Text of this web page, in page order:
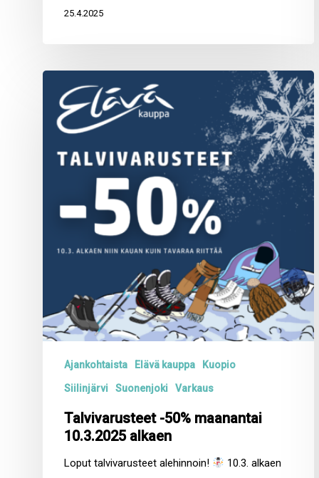
25.4.2025
-50%
maanantai
10.3.2025
alkaen
Ajankohtaista Elävä kauppa Kuopio
Siilinjärvi Suonenjoki Varkaus
Talvivarusteet -50% maanantai
10.3.2025 alkaen
Loput talvivarusteet alehinnoin!
10.3. alkaen